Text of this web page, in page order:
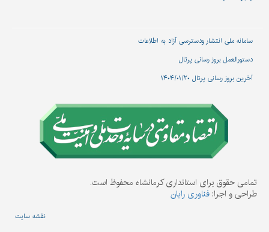
سامانه ملی انتشار و‌دسترسی آزاد به اطلاعات
دستورالعمل بروز رسانی پرتال
آخرین بروز رسانی پرتال ۱۴۰۴/۰۱/۲۰
تمامی حقوق برای استانداری کرمانشاه محفوظ است.
طراحی و اجرا: فناوری رایان
نقشه سایت